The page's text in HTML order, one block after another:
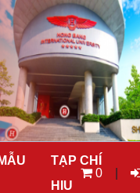
TẠP CHÍ
HIU
0